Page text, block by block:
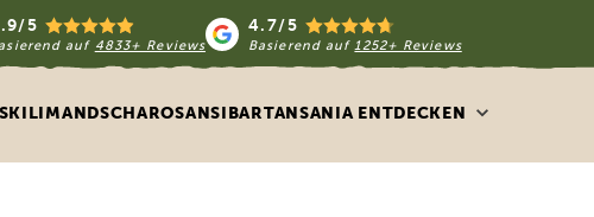
5
auf 4833+ Reviews
4.7/5
Basierend auf1252+ Reviews
KILIMANDSCHAROSANSIBARTANSANIA ENTDECKEN